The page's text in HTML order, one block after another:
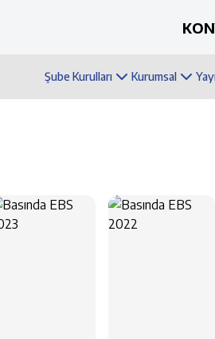
Şube Kurulları Kurumsal